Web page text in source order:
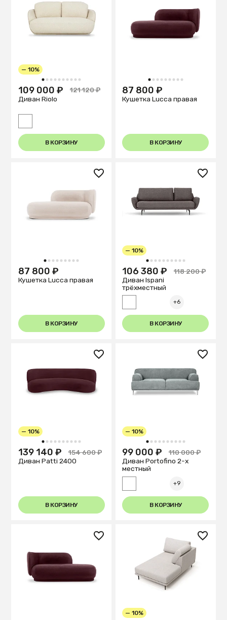
1 2 3 4 5 6 7 8 9 10
— 10%
109 000 ₽
121 120 ₽
Диван Riolo
В КОРЗИНУ
1 2 3 4 5 6 7 8 9
87 800 ₽
Кушетка Lucca правая
В КОРЗИНУ
1 2 3 4 5 6 7 8 9
87 800 ₽
Кушетка Lucca правая
В КОРЗИНУ
1 2 3 4 5 6 7 8 9 10
— 10%
106 380 ₽
118 200 ₽
Диван Ispani
трёхместный
+6
В КОРЗИНУ
1 2 3 4 5 6 7 8 9 10
— 10%
139 140 ₽
154 600 ₽
Диван Patti 2400
В КОРЗИНУ
1 2 3 4 5 6 7 8 9 10
— 10%
99 000 ₽
110 000 ₽
Диван Portofino 2-х
местный
+9
В КОРЗИНУ
— 10%